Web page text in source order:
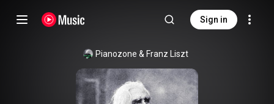
Sign in
Pianozone & Franz Liszt